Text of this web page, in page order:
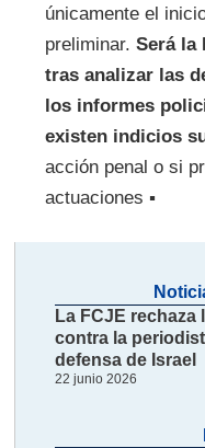
únicamente el
preliminar. Será la
tras analizar las
los informes
existen indicios
acción penal o si
actuaciones ▪
La FCJE
contra la
defensa de Israel
22 junio 2026